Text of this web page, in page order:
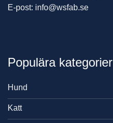
E-post: info@wsfab.se
Populära kategorier
Hund
Katt